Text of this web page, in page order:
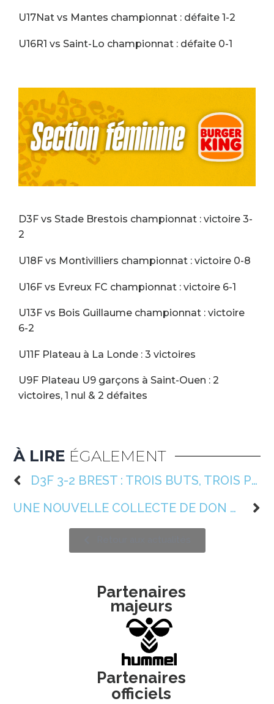
U17Nat vs Mantes championnat : défaite 1-2
U16R1 vs Saint-Lo championnat : défaite 0-1
D3F vs Stade Brestois championnat : victoire 3-
2
U18F vs Montivilliers championnat : victoire 0-8
U16F vs Evreux FC championnat : victoire 6-1
U13F vs Bois Guillaume championnat : victoire
6-2
U11F Plateau à La Londe : 3 victoires
U9F Plateau U9 garçons à Saint-Ouen : 2
victoires, 1 nul & 2 défaites
À LIRE ÉGALEMENT
D3F 3-2 BREST : TROIS BUTS, TROIS POINTS
UNE NOUVELLE COLLECTE DE DON DE SANG
Partenaires
majeurs
Partenaires
officiels